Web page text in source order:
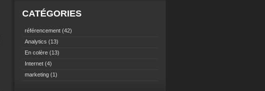
CATÉGORIES
référencement (42)
Analytics (13)
En colère (13)
Internet (4)
marketing (1)